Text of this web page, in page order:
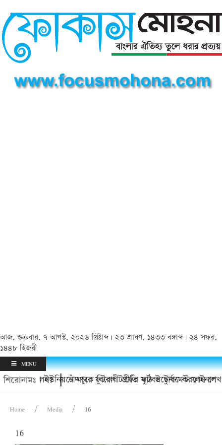
আজ, শুক্রবার, ৭ আগস্ট, ২০২৬ খ্রিষ্টাব্দ | ২৩ শ্রাবণ, ১৪৩৩ বঙ্গাব্দ | ২৪ সফর,
১৪৪৮ হিজরী
MENU
শিরোনামঃ
চলে গেলেন? চাঁদপুরে ফুটবল টার্ফের মাঠ উদ্বোধন করলেন শেখ
কাদলা ইউনিয়নে মাদক বিরোধী প্রীতি ফুটবল টুর্নামেন্ট ফাইনাল
Home Media 16
16